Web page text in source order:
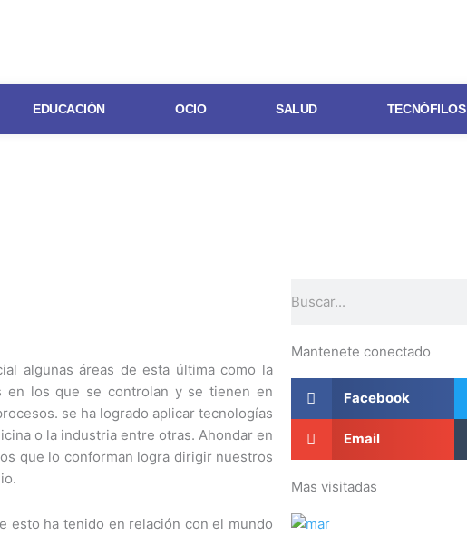
EDUCACIÓN OCIO SALUD TECNÓFILOS
algunas áreas de esta última como la
en los que se controlan y se tienen en
se ha logrado aplicar tecnologías
o la industria entre otras. Ahondar en
que lo conforman logra dirigir nuestros
esto ha tenido en relación con el mundo
Mantenete conectado
Facebook
Email
Mas visitadas